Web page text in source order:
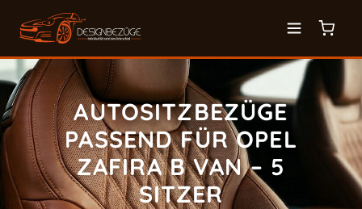
AUTOSITZBEZÜGE
PASSEND FÜR OPEL
ZAFIRA B VAN – 5
SITZER